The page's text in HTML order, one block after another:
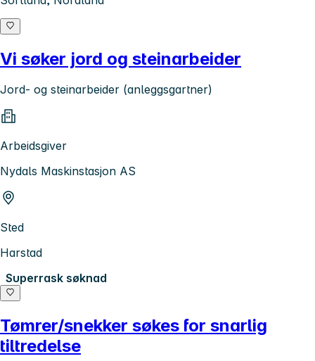
Vi søker jord og steinarbeider
Jord- og steinarbeider (anleggsgartner)
Arbeidsgiver
Nydals Maskinstasjon AS
Sted
Harstad
Superrask søknad
Tømrer/snekker søkes for snarlig
tiltredelse